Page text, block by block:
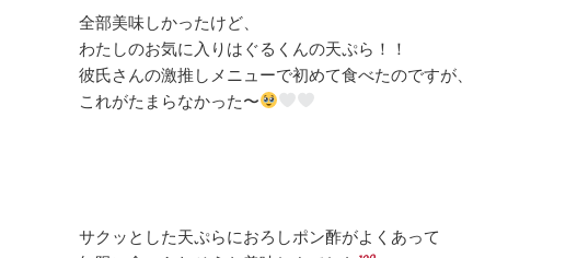
全部美味しかったけど、
わたしのお気に入りはぐるくんの天ぷら！！
彼氏さんの激推しメニューで初めて食べたのですが、
これがたまらなかった〜
サクッとした天ぷらにおろしポン酢がよくあって